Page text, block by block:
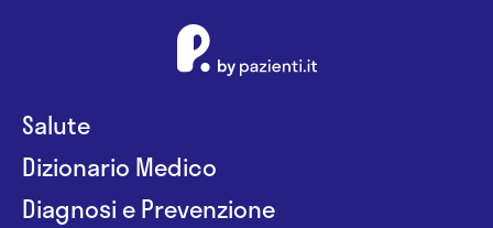
Salute
Dizionario Medico
Diagnosi e Prevenzione